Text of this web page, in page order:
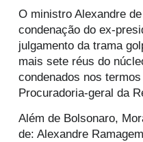
O ministro Alexandre
condenação do ex-
julgamento da trama
mais sete réus do
condenados nos
Procuradoria-geral da
Além de Bolsonaro,
de: Alexandre